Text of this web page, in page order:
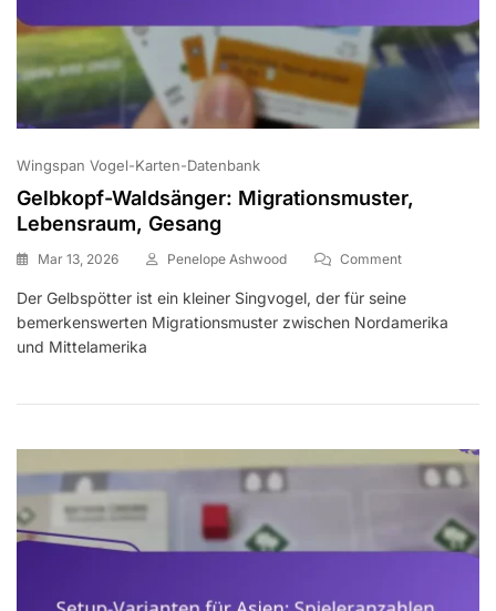
Wingspan Vogel-Karten-Datenbank
Gelbkopf-Waldsänger: Migrationsmuster,
Lebensraum, Gesang
Mar 13, 2026 Penelope Ashwood CommentOn
Waldsänger:
Der Gelbspötter ist ein kleiner Singvogel, der für seine
bemerkenswerten Migrationsmuster zwischen Nordamerika
und Mittelamerika